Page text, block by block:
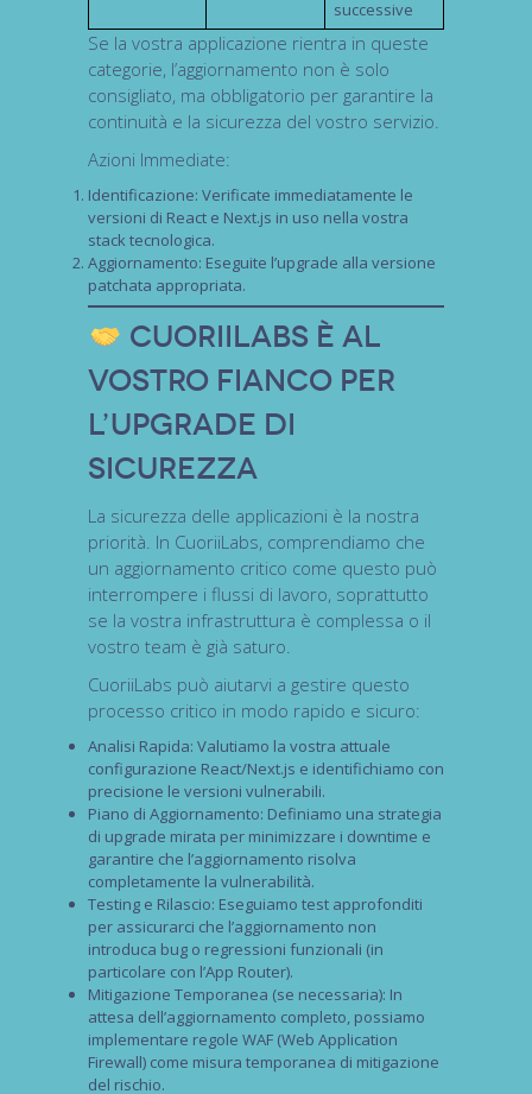
successive
Se la vostra applicazione rientra in queste
categorie, l’aggiornamento non è solo
consigliato, ma obbligatorio per garantire la
continuità e la sicurezza del vostro servizio.
Azioni Immediate:
Identificazione: Verificate immediatamente le
versioni di React e Next.js in uso nella vostra
stack tecnologica.
Aggiornamento: Eseguite l’upgrade alla versione
patchata appropriata.
CuoriiLabs è al
Vostro Fianco per
l’Upgrade di
Sicurezza
La sicurezza delle applicazioni è la nostra
priorità. In CuoriiLabs, comprendiamo che
un aggiornamento critico come questo può
interrompere i flussi di lavoro, soprattutto
se la vostra infrastruttura è complessa o il
vostro team è già saturo.
CuoriiLabs può aiutarvi a gestire questo
processo critico in modo rapido e sicuro:
Analisi Rapida: Valutiamo la vostra attuale
configurazione React/Next.js e identifichiamo con
precisione le versioni vulnerabili.
Piano di Aggiornamento: Definiamo una strategia
di upgrade mirata per minimizzare i downtime e
garantire che l’aggiornamento risolva
completamente la vulnerabilità.
Testing e Rilascio: Eseguiamo test approfonditi
per assicurarci che l’aggiornamento non
introduca bug o regressioni funzionali (in
particolare con l’App Router).
Mitigazione Temporanea (se necessaria): In
attesa dell’aggiornamento completo, possiamo
implementare regole WAF (Web Application
Firewall) come misura temporanea di mitigazione
del rischio.